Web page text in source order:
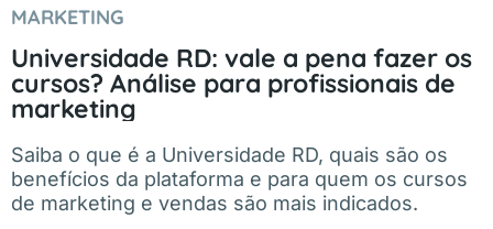
MARKETING
Universidade RD: vale a pena fazer os
cursos? Análise para profissionais de
marketing
Saiba o que é a Universidade RD, quais são os
benefícios da plataforma e para quem os cursos
de marketing e vendas são mais indicados.